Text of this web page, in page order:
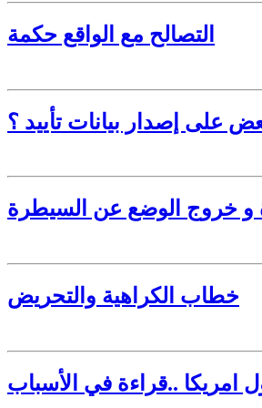
التصالح مع الواقع حكمة
على إصدار بيانات تأييد ؟
خطاب الكراهية والتحريض
امريكا ..قراءة في الأسباب